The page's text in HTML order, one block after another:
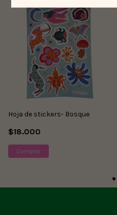
Hoja de stickers- Bosque
$18.000